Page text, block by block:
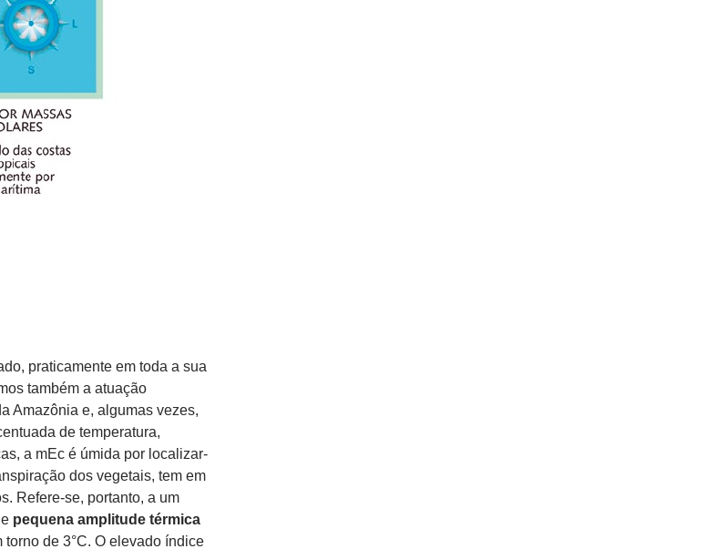
praticamente em toda a sua
também a atuação
Amazônia e, algumas vezes,
de temperatura,
a mEc é úmida por localizar-
dos vegetais, tem em
Refere-se, portanto, a um
e pequena amplitude térmica
de 3°C. O elevado índice